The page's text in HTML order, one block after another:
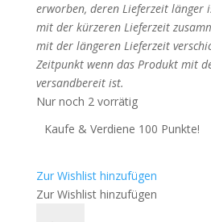
erworben, deren Lieferzeit länger
mit der kürzeren Lieferzeit
mit der längeren Lieferzeit
Zeitpunkt wenn das Produkt mit
versandbereit ist.
Nur noch 2 vorrätig
Kaufe & Verdiene 100 Punkte!
Zur Wishlist hinzufügen
Zur Wishlist hinzufügen